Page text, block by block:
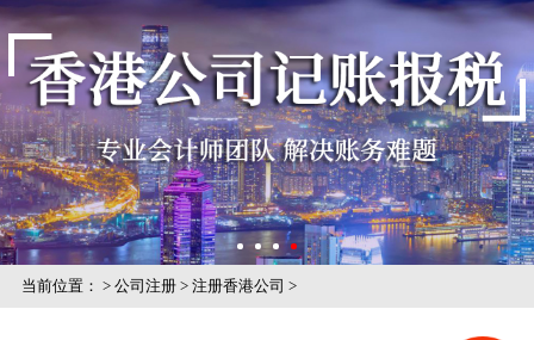
记账报税
关于我们
公司风采
当前位置： > 公司注册> 注册香港公司 >